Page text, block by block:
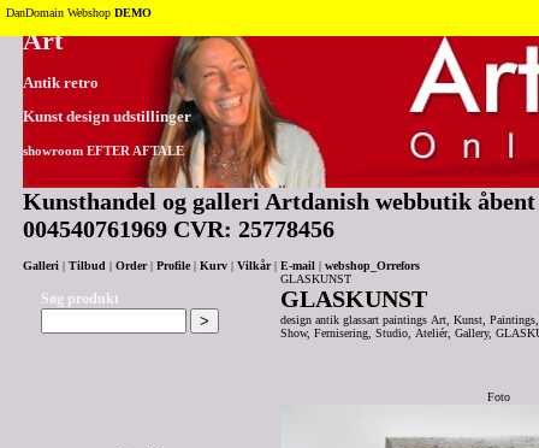
Tilbage til toppen
Art
Antik retro
Kunst design udstillinger
showroom EFTER AFTALE
Kunsthandel og galleri Artdanish webbutik
004540761969 CVR: 25778456
Galleri Tilbud Order| Profile| Kurv Vilkår| E-mail webshop_Orrefors
Søg produkt
GLASKUNST
GLASKUNST
design antik glassart paintings Art, Kunst,
Show, Fernisering, Studio, Ateliér, Gallery,
Foto
DanDomain Webshop DEMO